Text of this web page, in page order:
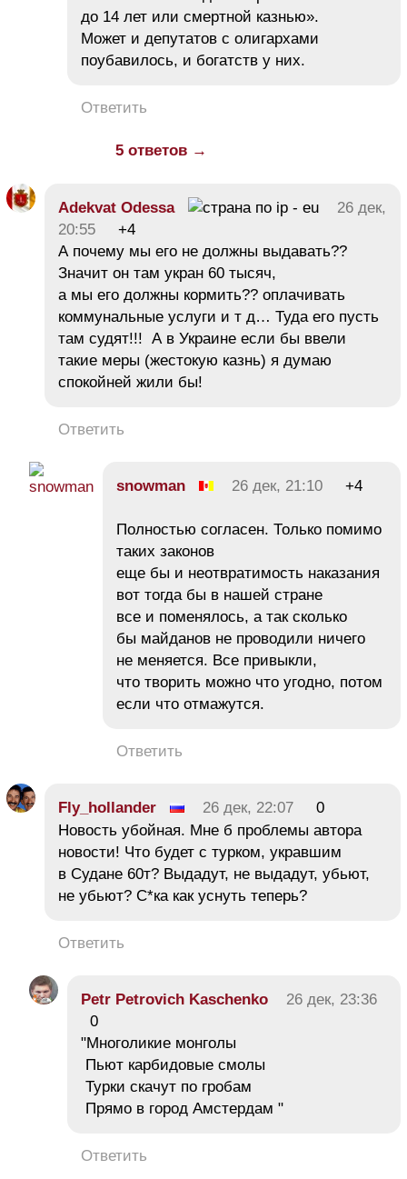
до 14 лет или смертной казнью».
Может и депутатов с олигархами
поубавилось, и богатств у них.
Ответить
5 ответов →
Adekvat Odessa
26 дек,
20:55
+4
А почему мы его не должны выдавать??
Значит он там укран 60 тысяч,
а мы его должны кормить?? оплачивать
коммунальные услуги и т д… Туда его пусть
там судят!!! А в Украине если бы ввели
такие меры (жестокую казнь) я думаю
спокойней жили бы!
Ответить
snowman 26 дек, 21:10 +4
Полностью согласен. Только помимо
таких законов
еще бы и неотвратимость наказания
вот тогда бы в нашей стране
все и поменялось, а так сколько
бы майданов не проводили ничего
не меняется. Все привыкли,
что творить можно что угодно, потом
если что отмажутся.
Ответить
Fly_hollander 26 дек, 22:07
0
Новость убойная. Мне б проблемы автора
новости! Что будет с турком, укравшим
в Судане 60т? Выдадут, не выдадут, убьют,
не убьют? С*ка как уснуть теперь?
Ответить
Petr Petrovich Kaschenko
26 дек, 23:36
0
"Многоликие монголы
Пьют карбидовые смолы
Турки скачут по гробам
Прямо в город Амстердам "
Ответить